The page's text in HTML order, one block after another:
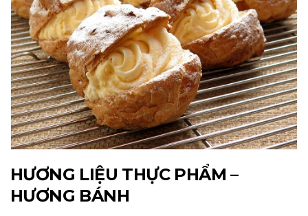
HƯƠNG LIỆU THỰC PHẨM –
HƯƠNG BÁNH